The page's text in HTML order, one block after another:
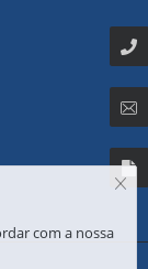
com a nossa